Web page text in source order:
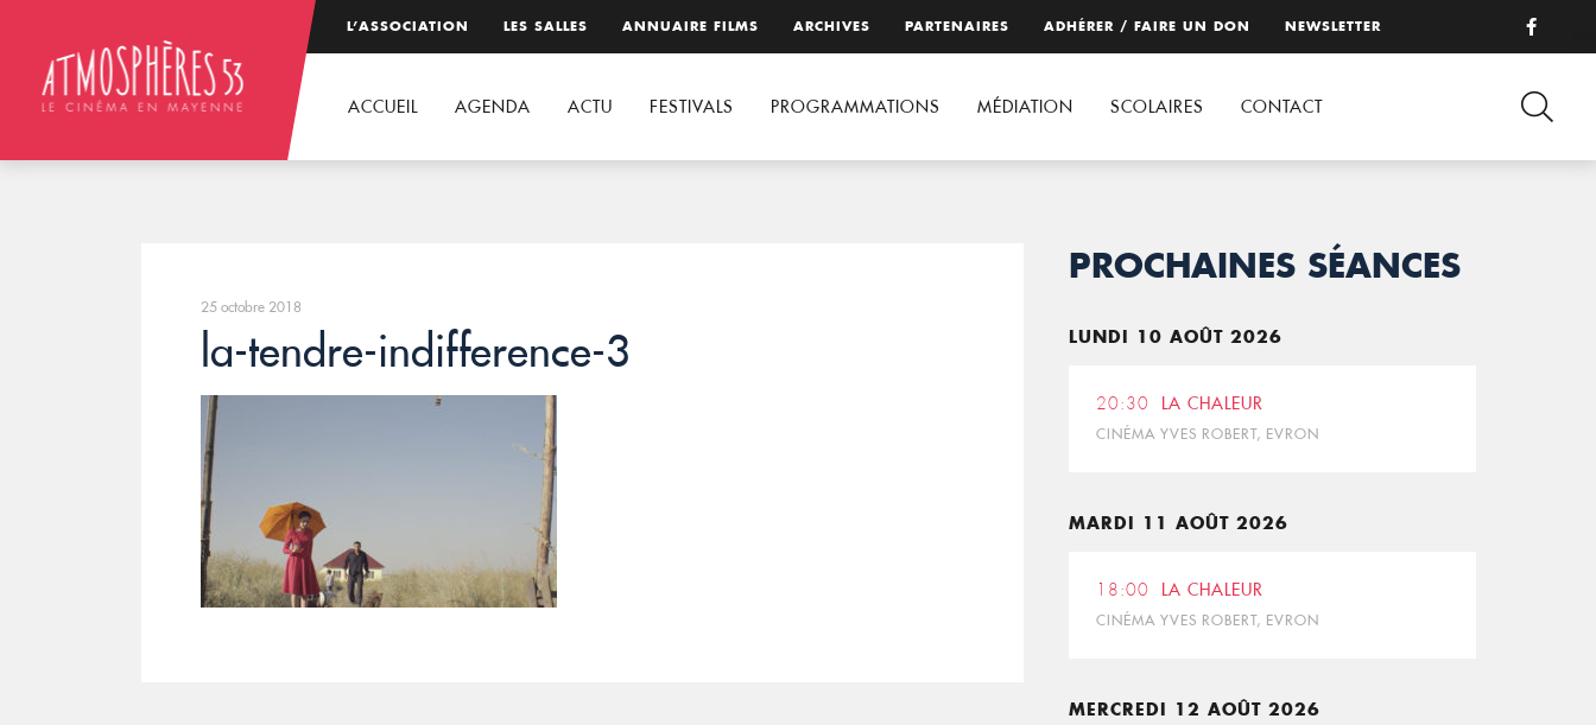
L’ASSOCIATION LES SALLES ANNUAIRE FILMS ARCHIVES PARTENAIRES ADHÉRER / FAIRE UN DON NEWSLETTER
ACCUEIL AGENDA ACTU FESTIVALS PROGRAMMATIONS MÉDIATION SCOLAIRES CONTACT
25 octobre 2018
la-tendre-indifference-3
PROCHAINES SÉANCES
LUNDI 10 AOÛT 2026
20:30 LA CHALEUR
CINÉMA YVES ROBERT, EVRON
MARDI 11 AOÛT 2026
18:00 LA CHALEUR
CINÉMA YVES ROBERT, EVRON
MERCREDI 12 AOÛT 2026